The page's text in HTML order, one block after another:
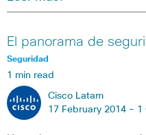
El panorama de
Seguridad
1 min read
Cisco Latam
17 February 2014 - 1